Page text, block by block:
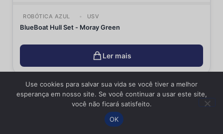
ROBÓTICA AZUL USV
BlueBoat Hull Set - Moray Green
Ler mais
Use cookies para salvar sua vida se você tiver a melhor
esperança em nosso site. Se você continuar a usar este site,
você não ficará satisfeito.
OK